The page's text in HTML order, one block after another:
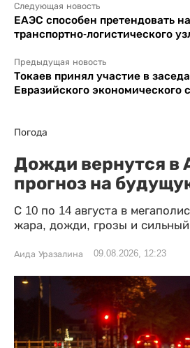
Следующая новость
ЕАЭС способен претендовать
транспортно-логистического
Предыдущая новость
Токаев принял участие в
Евразийского экономического
Погода
Дожди вернутся в
прогноз на
С 10 по 14 августа в
жара, дожди, грозы и сильный
Аида Уразалина 09.08.2026, 12:23